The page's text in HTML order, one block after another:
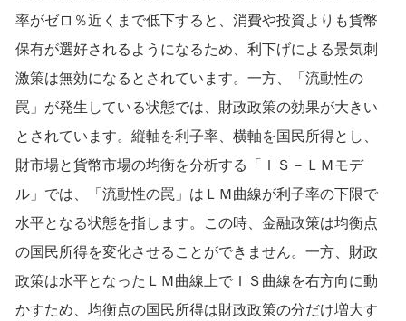
率がゼロ％近くまで低下すると、消費や投資よりも貨幣
保有が選好されるようになるため、利下げによる景気刺
激策は無効になるとされています。一方、「流動性の
罠」が発生している状態では、財政政策の効果が大きい
とされています。縦軸を利子率、横軸を国民所得とし、
財市場と貨幣市場の均衡を分析する「ＩＳ－ＬＭモデ
ル」では、「流動性の罠」はＬＭ曲線が利子率の下限で
水平となる状態を指します。この時、金融政策は均衡点
の国民所得を変化させることができません。一方、財政
政策は水平となったＬＭ曲線上でＩＳ曲線を右方向に動
かすため、均衡点の国民所得は財政政策の分だけ増大す